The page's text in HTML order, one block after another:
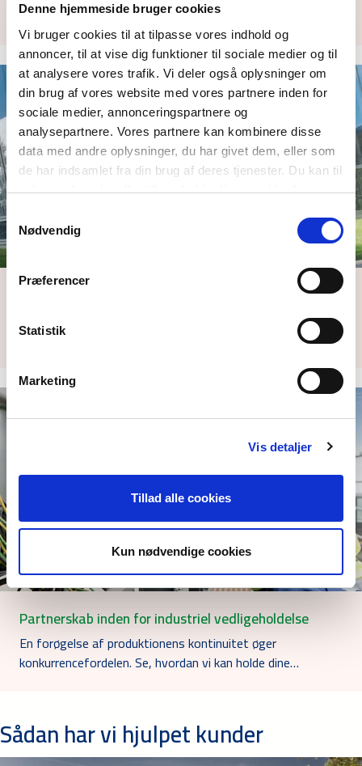
Denne hjemmeside bruger cookies
Vi bruger cookies til at tilpasse vores indhold og
annoncer, til at vise dig funktioner til sociale medier og til
at analysere vores trafik. Vi deler også oplysninger om
din brug af vores website med vores partnere inden for
sociale medier, annonceringspartnere og
analysepartnere. Vores partnere kan kombinere disse
data med andre oplysninger, du har givet dem, eller som
de har indsamlet fra din brug af deres tjenester. Du kan til
enhver tid ændre eller tilbagekalde dit samtykke fra
Samtykkevalg
Nødvendig
Præferencer
Statistik
Marketing
Vis detaljer
Tillad alle cookies
Kun nødvendige cookies
kan hjælpe dig med at øge bæredygtigheden…
Kender du de fremtidige omkostninger i din bygning?
Pålidelig Life Cycle Management giver synlighed…
Partnerskab inden for industriel vedligeholdelse
En forøgelse af produktionens kontinuitet øger
konkurrencefordelen. Se, hvordan vi kan holde dine…
Sådan har vi hjulpet kunder